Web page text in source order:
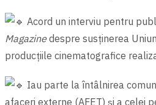
Acord un interviu pentru
Magazinedespre susținerea
producțiile cinematografice
Iau parte la întâlnirea
afaceri externe (AFET) și a celei